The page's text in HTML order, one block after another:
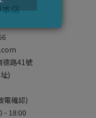
店
德路41號
)
電確認)
- 18:00